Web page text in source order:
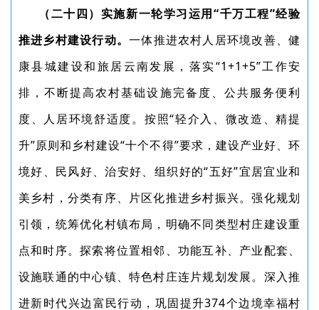
（二十四）实施新一轮学习运用“千万工程”经验
推进乡村建设行动。一体推进农村人居环境改善、健
康县城建设和旅居云南发展，落实“1+1+5”工作安
排，不断提高农村基础设施完备度、公共服务便利
度、人居环境舒适度。按照“轻介入、微改造、精提
升”原则和乡村建设“十个不得”要求，建设产业好、环
境好、民风好、治安好、组织好的“五好”宜居宜业和
美乡村，分类有序、片区化推进乡村振兴。强化规划
引领，统筹优化村镇布局，明确不同类型村庄建设重
点和时序。探索将位置相邻、功能互补、产业配套、
设施联通的中心镇、特色村庄连片规划发展。深入推
进新时代兴边富民行动，巩固提升374个边境幸福村